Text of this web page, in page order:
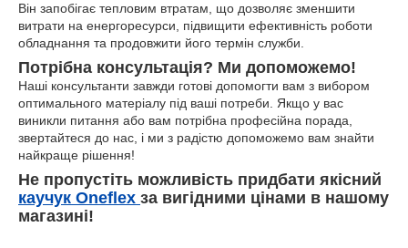
Він запобігає тепловим втратам, що дозволяє зменшити
витрати на енергоресурси, підвищити ефективність роботи
обладнання та продовжити його термін служби.
Потрібна консультація? Ми допоможемо!
Наші консультанти завжди готові допомогти вам з вибором
оптимального матеріалу під ваші потреби. Якщо у вас
виникли питання або вам потрібна професійна порада,
звертайтеся до нас, і ми з радістю допоможемо вам знайти
найкраще рішення!
Не пропустіть можливість придбати якісний
каучук Oneflex за вигідними цінами в нашому
магазині!